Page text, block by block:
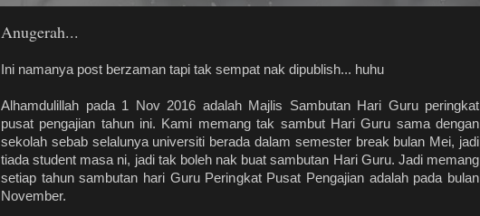
Anugerah...
Ini namanya post berzaman tapi tak sempat nak dipublish... huhu
Alhamdulillah pada 1 Nov 2016 adalah Majlis Sambutan Hari Guru peringkat
pusat pengajian tahun ini. Kami memang tak sambut Hari Guru sama dengan
sekolah sebab selalunya universiti berada dalam semester break bulan Mei, jadi
tiada student masa ni, jadi tak boleh nak buat sambutan Hari Guru. Jadi memang
setiap tahun sambutan hari Guru Peringkat Pusat Pengajian adalah pada bulan
November.